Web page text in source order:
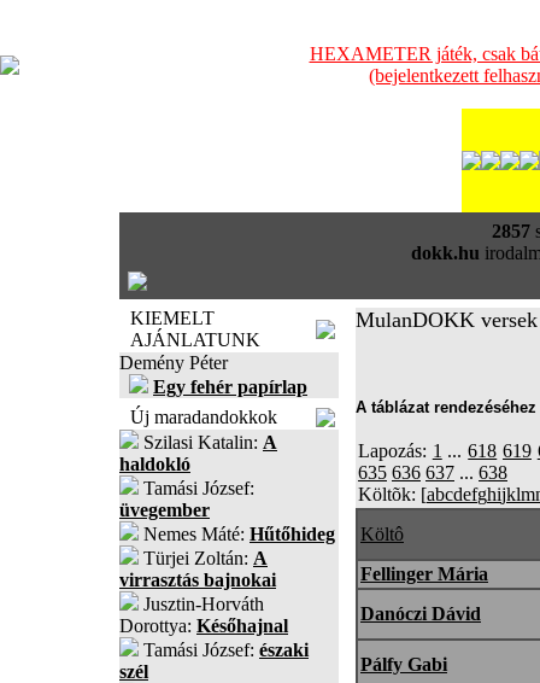
HEXAMETER játék, csak
(bejelentkezett
2857
dokk.hu
KIEMELT
AJÁNLATUNK
Demény Péter
Egy fehér papírlap
Új maradandokkok
Szilasi Katalin: A
haldokló
Tamási József:
üvegember
Nemes Máté: Hűtőhideg
Türjei Zoltán: A
virrasztás bajnokai
Jusztin-Horváth
Dorottya: Későhajnal
Tamási József: északi
szél
MulanDOKK versek
A táblázat
Lapozás: 1 ...618 619
635 636 637 ... 638
Költõk: [abcdefghijklm
Költô
Fellinger Mária
Danóczi Dávid
Pálfy Gabi